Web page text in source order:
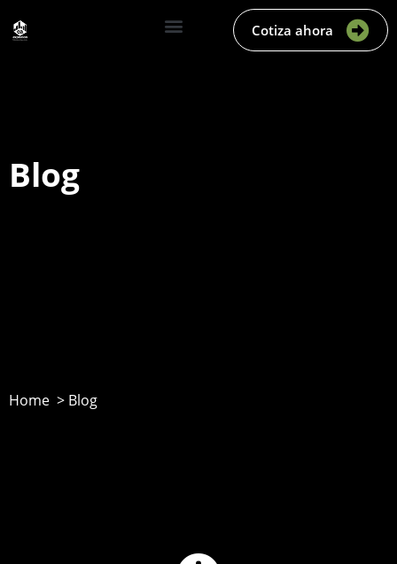
Cotiza ahora
Blog
Home > Blog